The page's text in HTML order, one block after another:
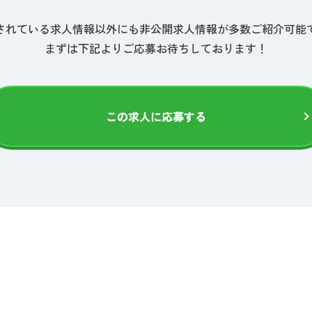
れている求人情報以外にも非公開求人情報が多数ご紹介可能
まずは下記よりご応募お待ちしております！
この求人に応募する